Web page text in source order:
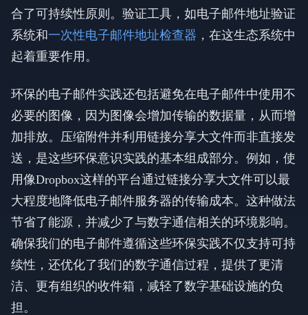
合了可持续性原则。验证工具，如电子邮件地址验证
系统和一次性电子邮件地址检查器 ，在这生态系统中
起着重要作用。
环保的电子邮件实践还包括避免在电子邮件中使用不
必要的图像，因为图像会增加传输的数据量，从而增
加排放。压缩附件并利用链接分享大文件而非直接发
送，是这些环保意识实践的基本组成部分。例如，使
用像Dropbox这样的平台通过链接分享大文件可以最
大程度地降低电子邮件服务器的传输成本。这种做法
节省了能源，并减少了与数字通信相关的环境影响。
确保我们的电子邮件遵循这些环保实践不仅支持可持
续性，还优化了我们的数字通信过程，提供了更清
洁、更有组织的收件箱，减轻了数字基础设施的负
担。